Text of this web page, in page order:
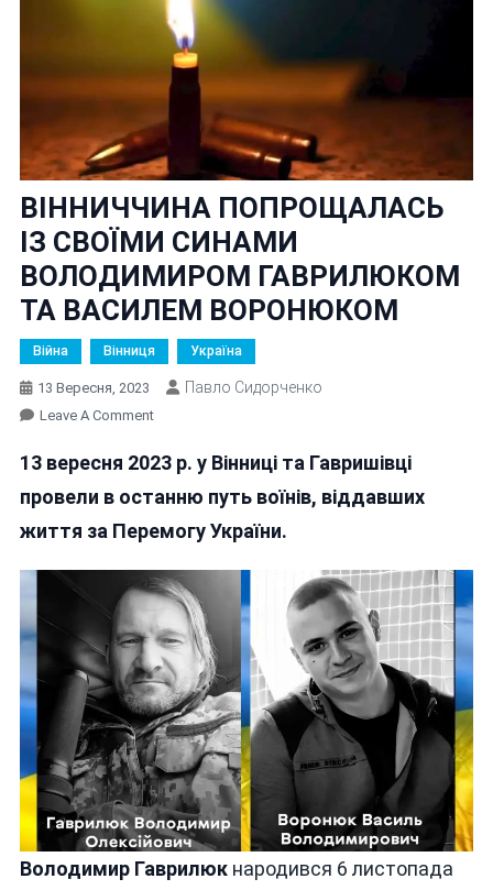
ВІННИЧЧИНА ПОПРОЩАЛАСЬ
ІЗ СВОЇМИ СИНАМИ
ВОЛОДИМИРОМ ГАВРИЛЮКОМ
ТА ВАСИЛЕМ ВОРОНЮКОМ
Війна Вінниця Україна
13 Вересня, 2023 Павло Сидорченко
Leave A CommentOn
ПОПРОЩАЛАСЬ
ІЗ
СИНАМИ
ГАВРИЛЮКОМ
ВАСИЛЕМ
ВОРОНЮКОМ
13 вересня 2023 р. у Вінниці та Гавришівці
провели в останню путь воїнів, віддавших
життя за Перемогу України.
Володимир Гаврилюкнародився 6 листопада